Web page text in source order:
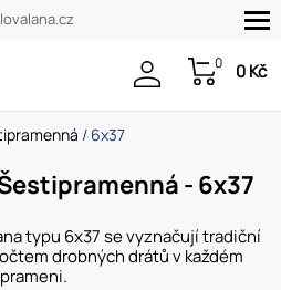
0 0 Kč
/ 6x37
Šestipramenná - 6x37
typu 6x37 se vyznačují tradiční
drobných drátů v každém
prameni.